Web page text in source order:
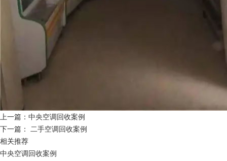
上一篇： 中央空调回收案例
下一篇： 二手空调回收案例
相关推荐
中央空调回收案例